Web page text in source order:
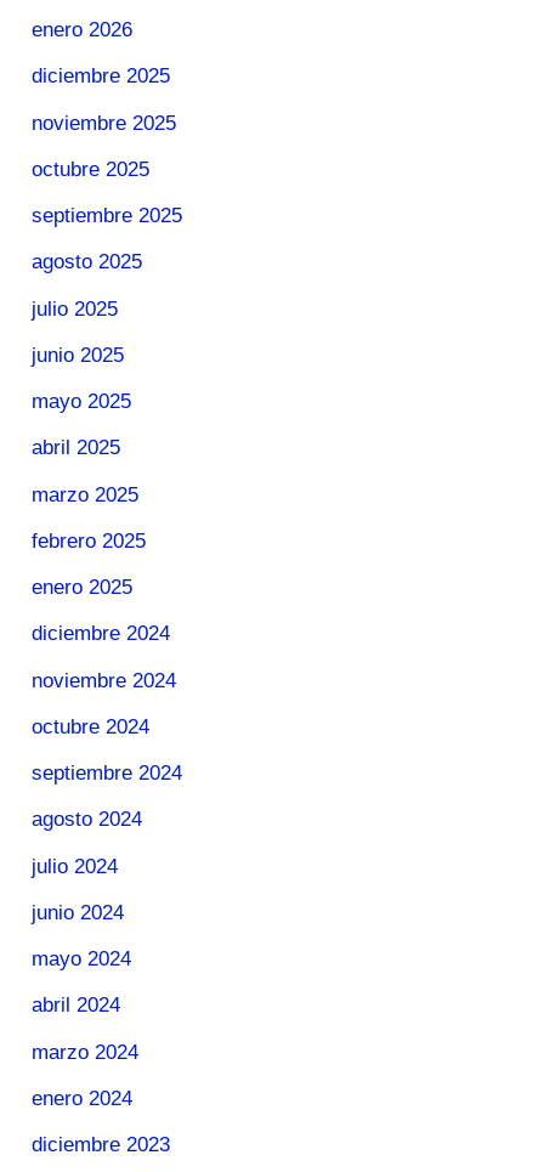
enero 2026
diciembre 2025
noviembre 2025
octubre 2025
septiembre 2025
agosto 2025
julio 2025
junio 2025
mayo 2025
abril 2025
marzo 2025
febrero 2025
enero 2025
diciembre 2024
noviembre 2024
octubre 2024
septiembre 2024
agosto 2024
julio 2024
junio 2024
mayo 2024
abril 2024
marzo 2024
enero 2024
diciembre 2023